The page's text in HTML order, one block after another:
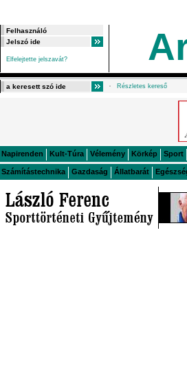
Elfelejtette jelszavát?
Részletes kereső
Napirenden Kult-Túra Vélemény Körkép Sport
Számítástechnika Gazdaság Állatbarát